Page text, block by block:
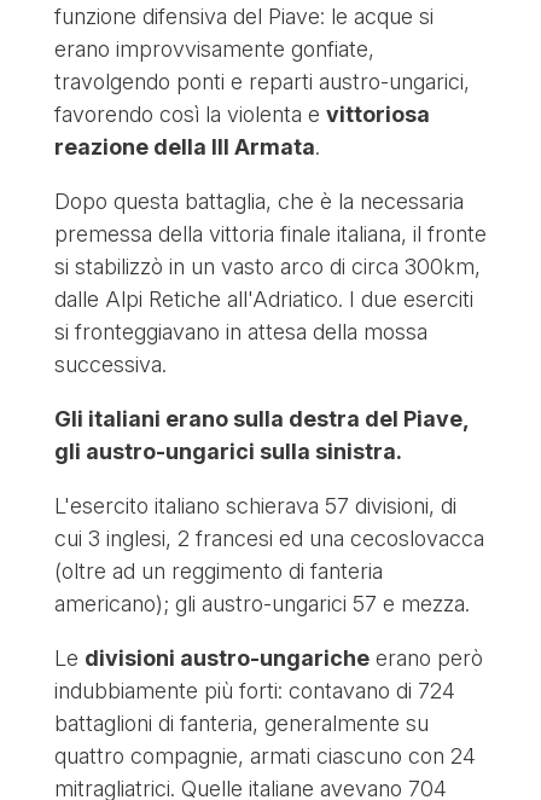
funzione difensiva del Piave: le acque si
erano improvvisamente gonfiate,
travolgendo ponti e reparti austro-ungarici,
favorendo così la violenta e vittoriosa
reazione della III Armata.
Dopo questa battaglia, che è la necessaria
premessa della vittoria finale italiana, il fronte
si stabilizzò in un vasto arco di circa 300km,
dalle Alpi Retiche all'Adriatico. I due eserciti
si fronteggiavano in attesa della mossa
successiva.
Gli italiani erano sulla destra del Piave,
gli austro-ungarici sulla sinistra.
L'esercito italiano schierava 57 divisioni, di
cui 3 inglesi, 2 francesi ed una cecoslovacca
(oltre ad un reggimento di fanteria
americano); gli austro-ungarici 57 e mezza.
Le divisioni austro-ungaricheerano però
indubbiamente più forti: contavano di 724
battaglioni di fanteria, generalmente su
quattro compagnie, armati ciascuno con 24
mitragliatrici. Quelle italiane avevano 704